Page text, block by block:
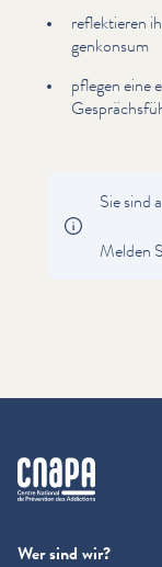
reflek­tieren
genkon­sum
pflegen eine
Sie sind
Melden
cnapa
Wer sind wir?